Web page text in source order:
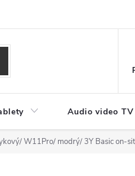
Audio video TV
W11Pro/ modrý/ 3Y Basic on-